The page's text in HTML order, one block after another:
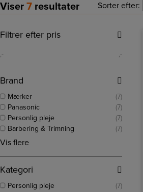
Viser 7 resultater Sorter efter:
Filtrer efter pris
,- ,-
Brand
Mærker
(7)
Panasonic
(7)
Personlig pleje
(7)
Barbering & Trimning
(7)
Vis flere
Kategori
Personlig pleje
(7)